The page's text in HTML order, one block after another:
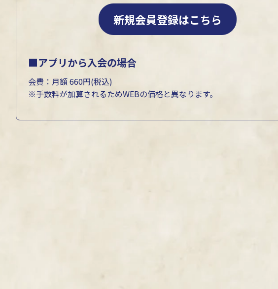
新規会員登録はこちら
■アプリから入会の場合
会費：月額 660円(税込)
※手数料が加算されるためWEBの価格と異なります。